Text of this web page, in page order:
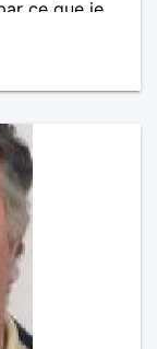
ce que je
l'avez
général, les
le
enfants ou
quand
je fais
J'aime
ma
Au plaisir de